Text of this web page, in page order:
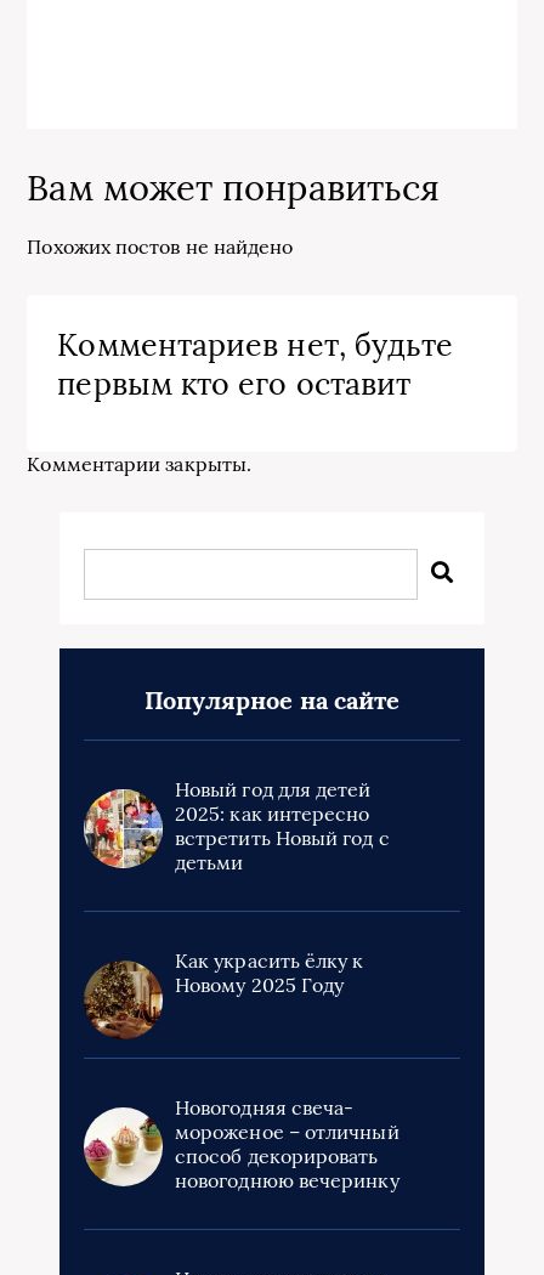
Вам может понравиться
Похожих постов не найдено
Комментариев нет, будьте
первым кто его оставит
Комментарии закрыты.
Популярное на сайте
Новый год для детей
2025: как интересно
встретить Новый год с
детьми
Как украсить ёлку к
Новому 2025 Году
Новогодняя свеча-
мороженое – отличный
способ декорировать
новогоднюю вечеринку